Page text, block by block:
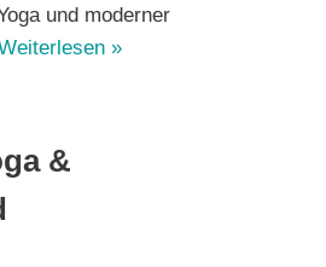
und moderner
»
&